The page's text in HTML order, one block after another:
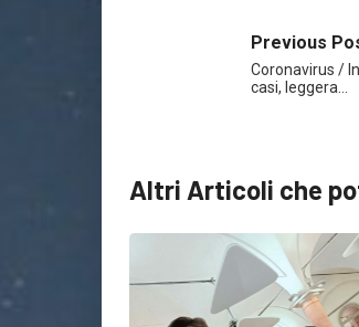
Previous
Coronavirus /
casi, leggera…
Altri Articoli che